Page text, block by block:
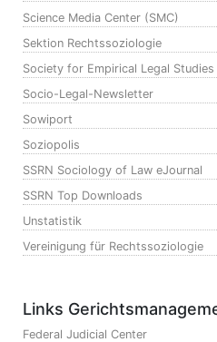
Science Media Center (SMC)
Sektion Rechtssoziologie
Society for Empirical Legal Studies
Socio-Legal-Newsletter
Sowiport
Soziopolis
SSRN Sociology of Law eJournal
SSRN Top Downloads
Unstatistik
Vereinigung für Rechtssoziologie
Links
Federal Judicial Center